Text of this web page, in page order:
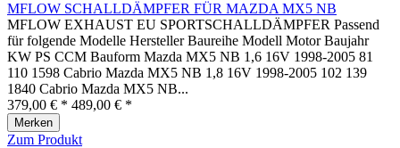
MFLOW SCHALLDÄMPFER FÜR MAZDA MX5 NB
MFLOW EXHAUST EU SPORTSCHALLDÄMPFER Passend
für folgende Modelle Hersteller Baureihe Modell Motor Baujahr
KW PS CCM Bauform Mazda MX5 NB 1,6 16V 1998-2005 81
110 1598 Cabrio Mazda MX5 NB 1,8 16V 1998-2005 102 139
1840 Cabrio Mazda MX5 NB...
379,00 € * 489,00 € *
Merken
Zum Produkt